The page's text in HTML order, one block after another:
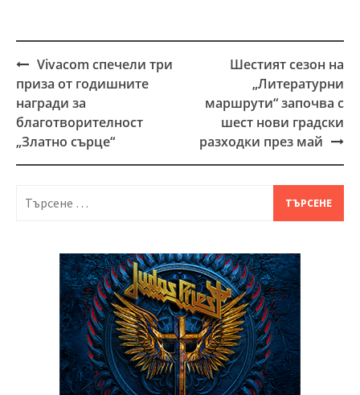
Post
navigation
Vivacom спечели три
приза от годишните
награди за
благотворителност
„Златно сърце“
Шестият сезон на
„Литературни
маршрути“ започва с
шест нови градски
разходки през май
Търсене